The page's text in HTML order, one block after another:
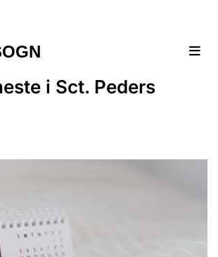
i Sct. Peders